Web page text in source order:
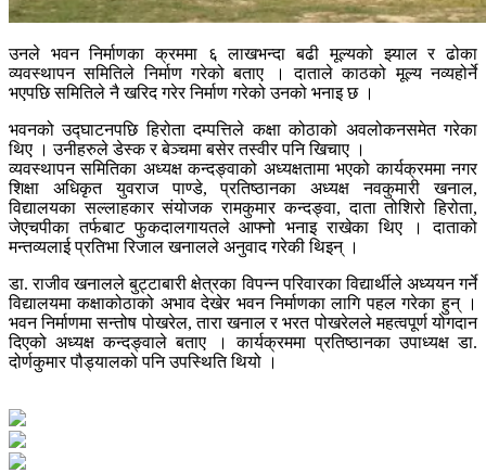
उनले भवन निर्माणका क्रममा ६ लाखभन्दा बढी मूल्यको झ्याल र ढोका
व्यवस्थापन समितिले निर्माण गरेको बताए । दाताले काठको मूल्य नव्यहोर्ने
भएपछि समितिले नै खरिद गरेर निर्माण गरेको उनको भनाइ छ ।
भवनको उद्घाटनपछि हिरोता दम्पत्तिले कक्षा कोठाको अवलोकनसमेत गरेका
थिए । उनीहरुले डेस्क र बेञ्चमा बसेर तस्वीर पनि खिचाए ।
व्यवस्थापन समितिका अध्यक्ष कन्दङ्वाको अध्यक्षतामा भएको कार्यक्रममा नगर
शिक्षा अधिकृत युवराज पाण्डे, प्रतिष्ठानका अध्यक्ष नवकुमारी खनाल,
विद्यालयका सल्लाहकार संयोजक रामकुमार कन्दङ्वा, दाता तोशिरो हिरोता,
जेएचपीका तर्फबाट फुकदालगायतले आफ्नो भनाइ राखेका थिए । दाताको
मन्तव्यलाई प्रतिभा रिजाल खनालले अनुवाद गरेकी थिइन् ।
डा. राजीव खनालले बुट्टाबारी क्षेत्रका विपन्न परिवारका विद्यार्थीले अध्ययन गर्ने
विद्यालयमा कक्षाकोठाको अभाव देखेर भवन निर्माणका लागि पहल गरेका हुन् ।
भवन निर्माणमा सन्तोष पोखरेल, तारा खनाल र भरत पोखरेलले महत्वपूर्ण योगदान
दिएको अध्यक्ष कन्दङ्वाले बताए । कार्यक्रममा प्रतिष्ठानका उपाध्यक्ष डा.
दोर्णकुमार पौड्यालको पनि उपस्थिति थियो ।